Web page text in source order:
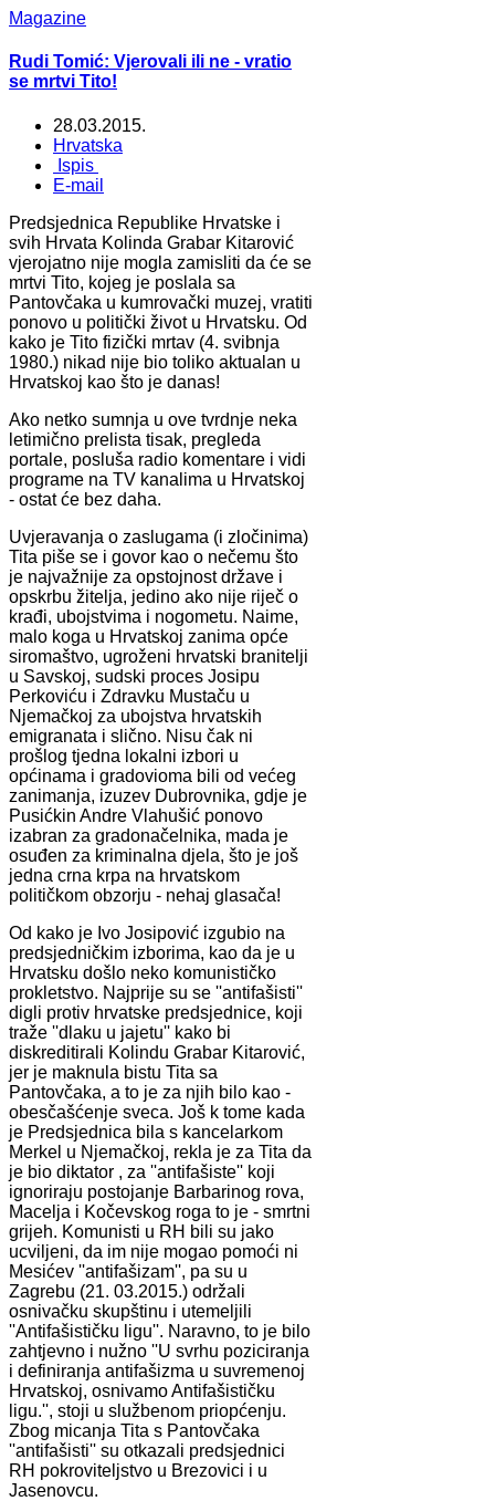
Magazine
Rudi Tomić: Vjerovali ili ne - vratio
se mrtvi Tito!
28.03.2015.
Hrvatska
Ispis
E-mail
Predsjednica Republike Hrvatske i
svih Hrvata Kolinda Grabar Kitarović
vjerojatno nije mogla zamisliti da će se
mrtvi Tito, kojeg je poslala sa
Pantovčaka u kumrovački muzej, vratiti
ponovo u politički život u Hrvatsku. Od
kako je Tito fizički mrtav (4. svibnja
1980.) nikad nije bio toliko aktualan u
Hrvatskoj kao što je danas!
Ako netko sumnja u ove tvrdnje neka
letimično prelista tisak, pregleda
portale, posluša radio komentare i vidi
programe na TV kanalima u Hrvatskoj
- ostat će bez daha.
Uvjeravanja o zaslugama (i zločinima)
Tita piše se i govor kao o nečemu što
je najvažnije za opstojnost države i
opskrbu žitelja, jedino ako nije riječ o
krađi, ubojstvima i nogometu. Naime,
malo koga u Hrvatskoj zanima opće
siromaštvo, ugroženi hrvatski branitelji
u Savskoj, sudski proces Josipu
Perkoviću i Zdravku Mustaču u
Njemačkoj za ubojstva hrvatskih
emigranata i slično. Nisu čak ni
prošlog tjedna lokalni izbori u
općinama i gradovioma bili od većeg
zanimanja, izuzev Dubrovnika, gdje je
Pusićkin Andre Vlahušić ponovo
izabran za gradonačelnika, mada je
osuđen za kriminalna djela, što je još
jedna crna krpa na hrvatskom
političkom obzorju - nehaj glasača!
Od kako je Ivo Josipović izgubio na
predsjedničkim izborima, kao da je u
Hrvatsku došlo neko komunističko
prokletstvo. Najprije su se ''antifašisti''
digli protiv hrvatske predsjednice, koji
traže ''dlaku u jajetu'' kako bi
diskreditirali Kolindu Grabar Kitarović,
jer je maknula bistu Tita sa
Pantovčaka, a to je za njih bilo kao -
obesčašćenje sveca. Još k tome kada
je Predsjednica bila s kancelarkom
Merkel u Njemačkoj, rekla je za Tita da
je bio diktator , za ''antifašiste'' koji
ignoriraju postojanje Barbarinog rova,
Macelja i Kočevskog roga to je - smrtni
grijeh. Komunisti u RH bili su jako
ucviljeni, da im nije mogao pomoći ni
Mesićev ''antifašizam'', pa su u
Zagrebu (21. 03.2015.) održali
osnivačku skupštinu i utemeljili
''Antifašističku ligu''. Naravno, to je bilo
zahtjevno i nužno ''U svrhu poziciranja
i definiranja antifašizma u suvremenoj
Hrvatskoj, osnivamo Antifašističku
ligu.'', stoji u službenom priopćenju.
Zbog micanja Tita s Pantovčaka
''antifašisti'' su otkazali predsjednici
RH pokroviteljstvo u Brezovici i u
Jasenovcu.